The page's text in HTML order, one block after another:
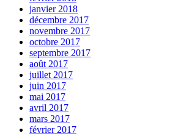
janvier 2018
décembre 2017
novembre 2017
octobre 2017
septembre 2017
août 2017
juillet 2017
juin 2017
mai 2017
avril 2017
mars 2017
février 2017